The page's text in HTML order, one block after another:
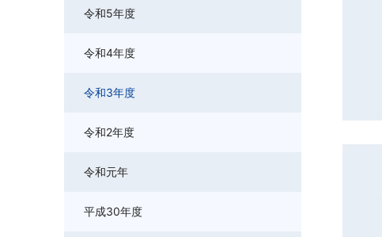
令和5年度
令和4年度
令和3年度
令和2年度
令和元年
平成30年度